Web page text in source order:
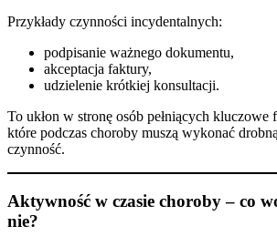
Przykłady czynności incydentalnych:
podpisanie ważnego dokumentu,
akceptacja faktury,
udzielenie krótkiej konsultacji.
To ukłon w stronę osób pełniących
które podczas choroby muszą wykonać
czynność.
Aktywność w czasie choroby – co
nie?